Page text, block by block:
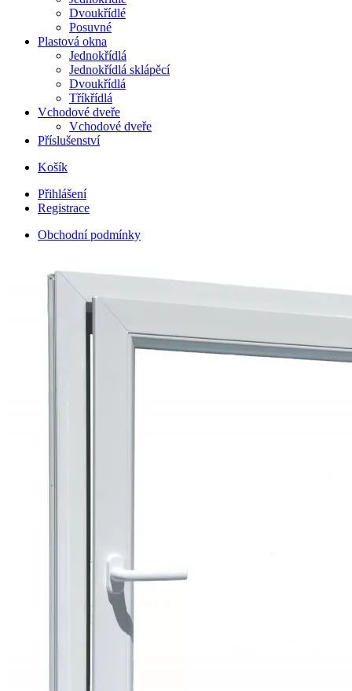
Dvoukřídlé
Posuvné
Plastová okna
Jednokřídlá
Jednokřídlá sklápěcí
Dvoukřídlá
Tříkřídlá
Vchodové dveře
Vchodové dveře
Příslušenství
Košík
Přihlášení
Registrace
Obchodní podmínky